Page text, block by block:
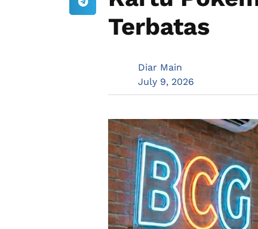
Terbatas
Diar Main
July 9, 2026